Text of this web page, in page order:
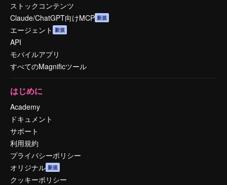
ストックコンテンツ
Claude/ChatGPT向けMCP 新規
エージェント 新規
API
モバイルアプリ
すべてのMagnificツール
はじめに
Academy
ドキュメント
サポート
利用規約
プライバシーポリシー
オリジナル 新規
クッキーポリシー